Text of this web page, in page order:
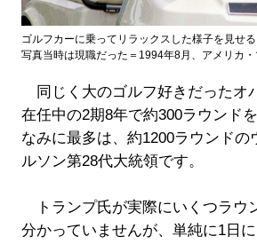
ゴルフカーに乗ってリラックスした様子を見せる
写真当時は現職だった＝1994年8月、アメリカ
同じく大のゴルフ好きだったオ
在任中の2期8年で約300ラウンド
なみに最多は、約1200ラウンドの
ルソン第28代大統領です。
トランプ氏が実際にいくつラウ
分かっていませんが、単純に1日